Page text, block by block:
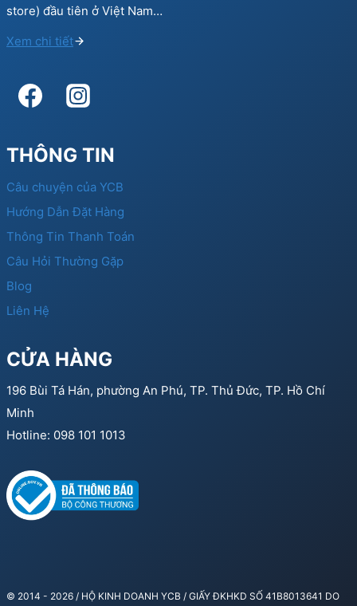
store) đầu tiên ở Việt Nam…
Xem chi tiết
THÔNG TIN
Câu chuyện của YCB
Hướng Dẫn Đặt Hàng
Thông Tin Thanh Toán
Câu Hỏi Thường Gặp
Blog
Liên Hệ
CỬA HÀNG
196 Bùi Tá Hán, phường An Phú, TP. Thủ Đức, TP. Hồ Chí
Minh
Hotline: 098 101 1013
© 2014 - 2026 / HỘ KINH DOANH YCB / GIẤY ĐKHKD SỐ 41B8013641 DO